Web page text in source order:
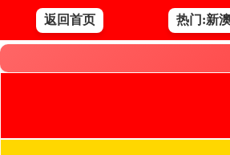
返回首页 热门:新